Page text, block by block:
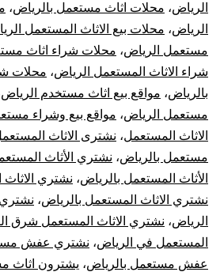
الرياض، محلات اثاث مستعمل بالرياض،
الرياض، محلات بيع الاثاث المستعمل
مستعمل الرياض، محلات شراء اثاث
شراء الاثاث المستعمل الرياض، محلات
بالرياض، مواقع بيع اثاث مستخدم الرياض
مستعمل الرياض، مواقع بيع وشراء
الاثاث المستعمل، نشترى الاثاث
مستعمل بالرياض، نشتري الأثاث
الأثاث المستعمل بالرياض، نشتري
نشتري الاثاث المستعمل بالرياض،
الرياض، نشتري الاثاث المستعمل شرق
المستعمل في الرياض، نشتري عفش
عفش مستعمل بالرياض، يشترون اثاث